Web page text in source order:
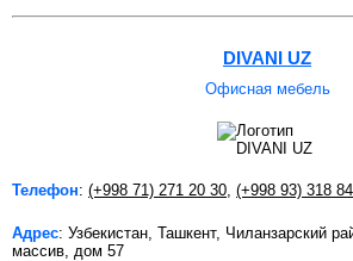
DIVANI UZ
Офисная мебель
Телефон: (+998 71) 271 20 30 (+998 93) 318
Адрес: Узбекистан, Ташкент, Чиланзарский
массив, дом 57